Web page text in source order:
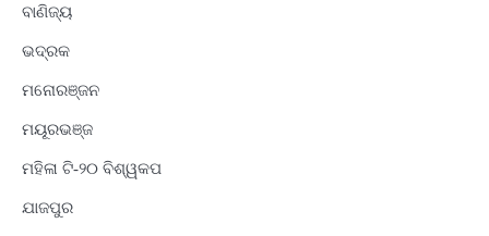
ବାଣିଜ୍ୟ
ଭଦ୍ରକ
ମନୋରଞ୍ଜନ
ମୟୂରଭଞ୍ଜ
ମହିଳା ଟି-୨୦ ବିଶ୍ୱକପ
ଯାଜପୁର